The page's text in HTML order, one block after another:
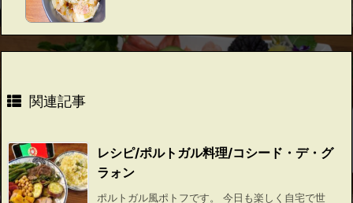
関連記事
レシピ/ポルトガル料理/コシード・デ・グ
ラォン
ポルトガル風ポトフです。 今日も楽しく自宅で世